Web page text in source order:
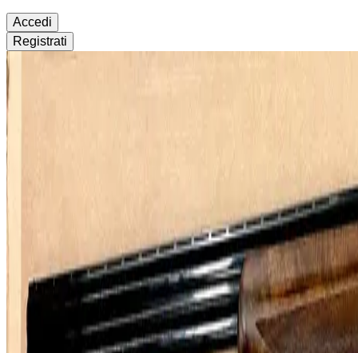
Accedi
Registrati